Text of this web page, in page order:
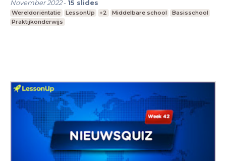
November 2022- 15 slides
Wereldoriëntatie LessonUp +2 Middelbare school
Basisschool
Praktijkonderwijs